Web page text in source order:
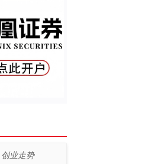
创业走势